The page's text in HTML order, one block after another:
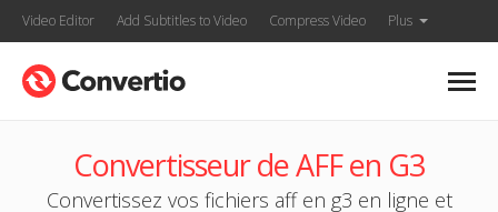
Video Editor Add Subtitles to Video Compress Video Plus
Convertisseur de AFF en G3
Convertissez vos fichiers aff en g3 en ligne et